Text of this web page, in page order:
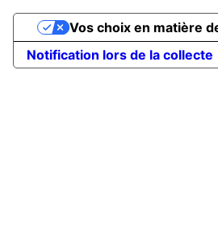
Notification lors de la collecte
Vos choix en matière